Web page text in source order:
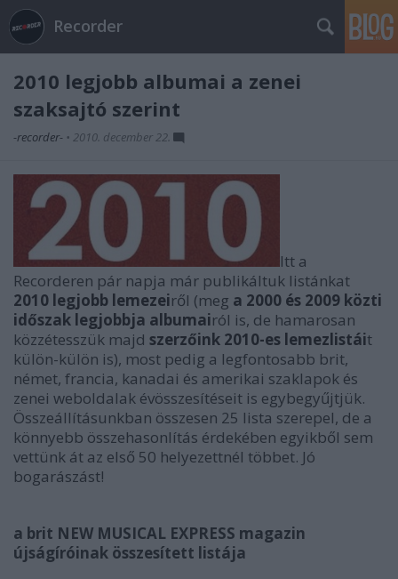
Recorder
2010 legjobb albumai a zenei
szaksajtó szerint
-recorder- • 2010. december 22.
Itt a
Recorderen pár napja már publikáltuk listánkat
2010 legjobb lemezeiről (meg a 2000 és 2009 közti
időszak legjobbja albumairól is, de hamarosan
közzétesszük majd szerzőink 2010-es lemezlistáit
külön-külön is), most pedig a legfontosabb brit,
német, francia, kanadai és amerikai szaklapok és
zenei weboldalak évösszesítéseit is egybegyűjtjük.
Összeállításunkban összesen 25 lista szerepel, de a
könnyebb összehasonlítás érdekében egyikből sem
vettünk át az első 50 helyezettnél többet. Jó
bogarászást!
a brit NEW MUSICAL EXPRESS magazin
újságíróinak összesített listája